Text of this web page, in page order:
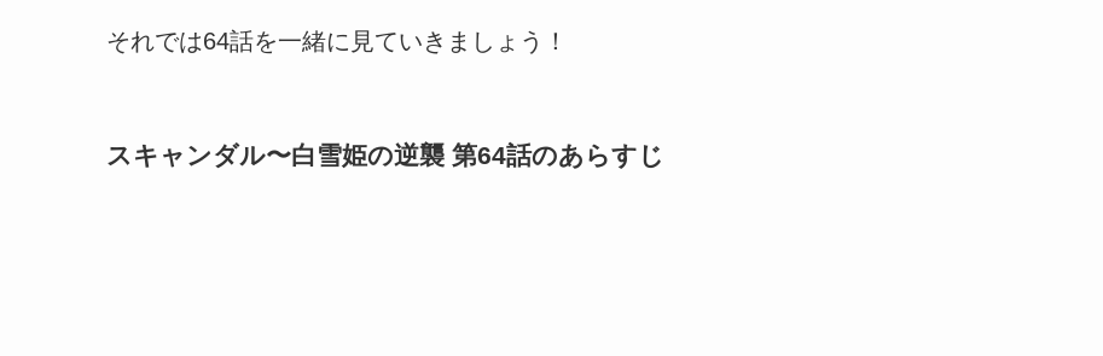
それでは64話を一緒に見ていきましょう！
スキャンダル〜白雪姫の逆襲 第64話のあらすじ